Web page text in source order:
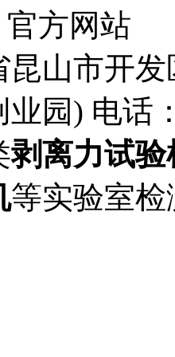
官方网站
昆山市开
园) 电话
剥离力试
等实验室